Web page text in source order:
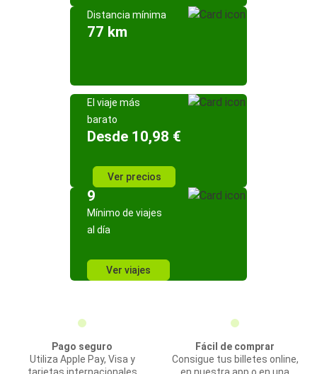
Distancia mínima
77 km
El viaje más
barato
Desde 10,98 €
Ver precios
9
Mínimo de viajes
al día
Ver viajes
Pago seguro
Utiliza Apple Pay, Visa y
Fácil de comprar
Consigue tus billetes online,